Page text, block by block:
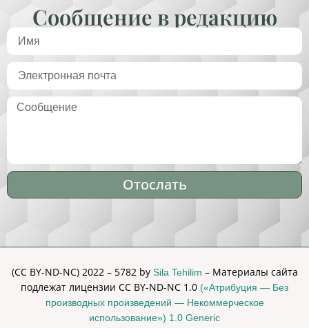
Сообщение в редакцию
Отослать
(CC BY-ND-NC) 2022 – 5782 by Sila Tehilim – Материалы сайта
подлежат лицензии CC BY-ND-NC 1.0 («Атрибуция — Без
производных произведений — Некоммерческое
использование») 1.0 Generic